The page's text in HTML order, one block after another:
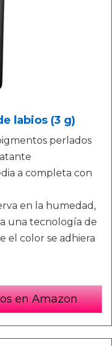
labios (3 g)
perlados
a completa con
en la humedad,
una tecnología de
el color se adhiera
en Amazon